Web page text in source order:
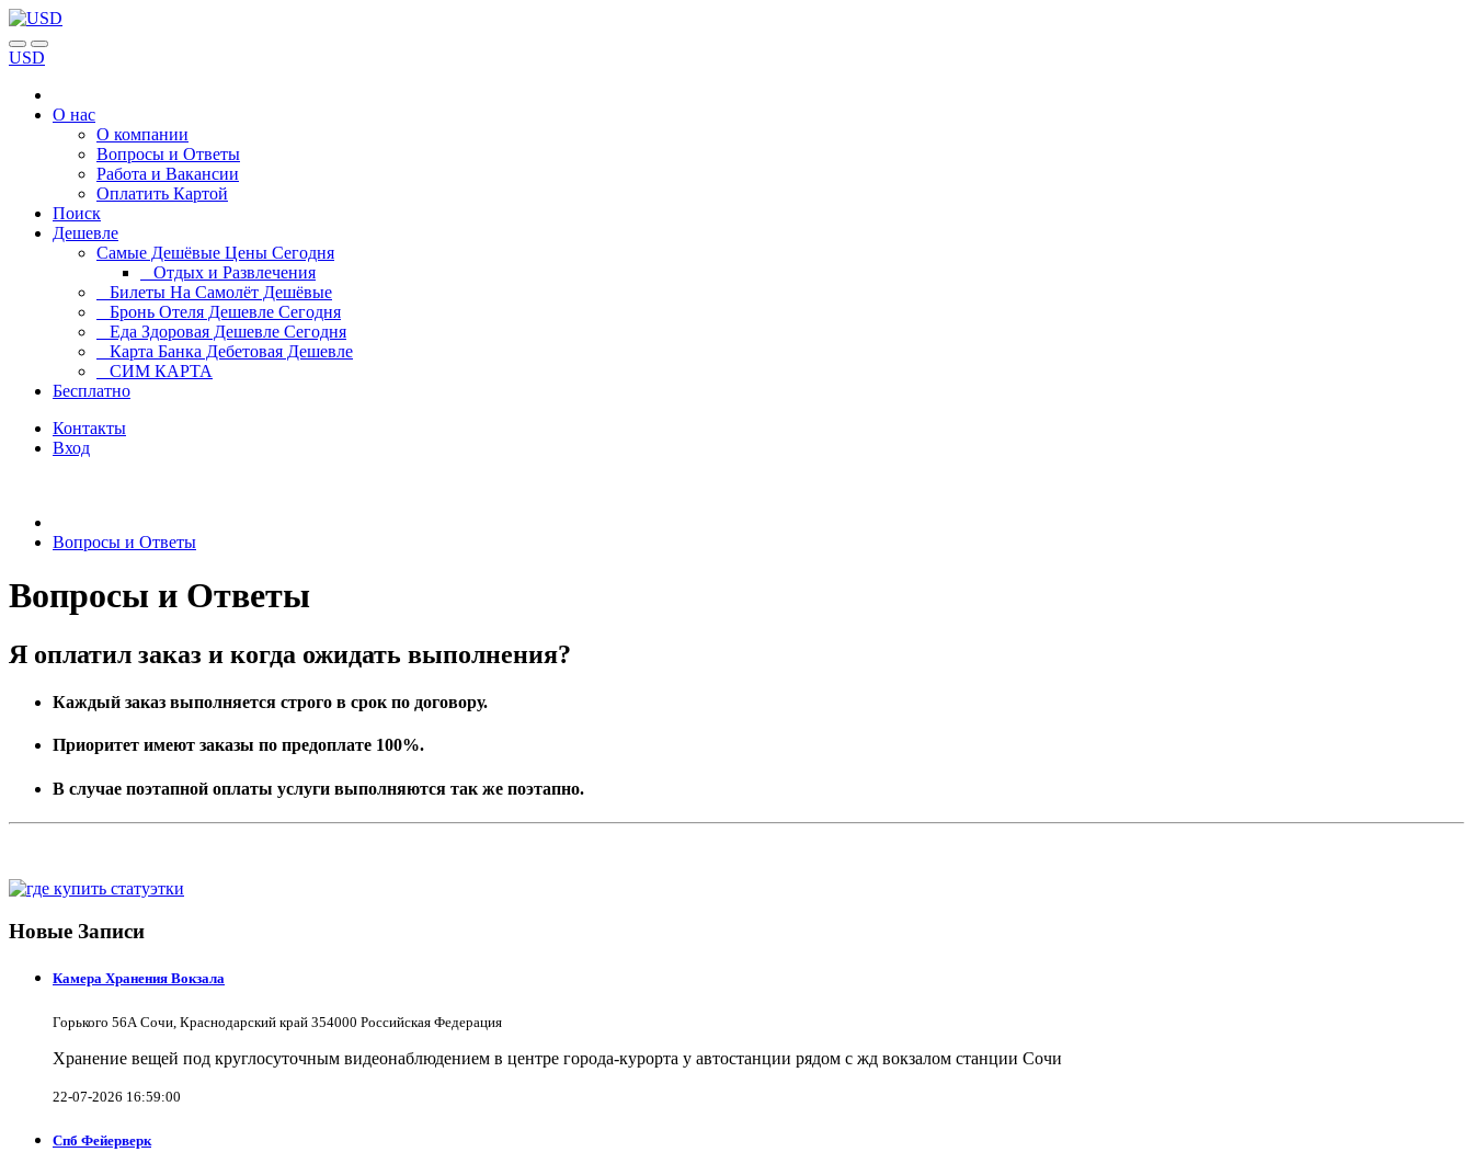
USD
О нас
О компании
Вопросы и Ответы
Работа и Вакансии
Оплатить Картой
Поиск
Дешевле
Самые Дешёвые Цены Сегодня
Отдых и Развлечения
Билеты На Самолёт Дешёвые
Бронь Отеля Дешевле Сегодня
Еда Здоровая Дешевле Сегодня
Карта Банка Дебетовая Дешевле
СИМ КАРТА
Бесплатно
Контакты
Вход
Вопросы и Ответы
Вопросы и Ответы
Я оплатил заказ и когда ожидать выполнения?
Каждый заказ выполняется строго в срок по договору.
Приоритет имеют заказы по предоплате 100%.
В случае поэтапной оплаты услуги выполняются так же поэтапно.
Новые Записи
Камера Хранения Вокзала
Горького 56А Сочи, Краснодарский край 354000 Российская Федерация
Хранение вещей под круглосуточным видеонаблюдением в центре города-курорта у автостанции рядом с жд вокзалом станции Сочи
22-07-2026 16:59:00
Спб Фейерверк